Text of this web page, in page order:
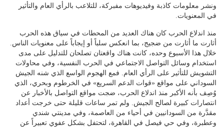
ونشر معلومات كاذبة وفيديوهات مفبركة، للتلاعب بالرأي العام والتأثير
في المعنويات.
منذ اندلاع الحرب كان هناك العديد من المحطات في سياق هذه الحرب
أثارت ما أثارت من ضجيج، بما انعكس سلباً أو إيجاباً على معنويات الناس.
خلال هذا الأسبوع وحده، كانت هناك واقعتان تصلحان للتدليل على مدى
استخدام وسائل التواصل الاجتماعي في الحرب النفسية، وفي محاولات
التشويش للتأثير على الرأي العام. فمع الهجوم الواسع الذي شنه الجيش
السوداني على مواقع «قوات الدعم السريع» في الخرطوم وبحري، الذي
وُصِف بأنه الأكبر منذ اندلاع الحرب، ضجت مواقع التواصل بالأخبار عن
انتصارات كبيرة لصالح الجيش. ولم تمر ساعات قليلة حتى خرجت أعداد
مقدَّرة من السودانيين في أحياء من العاصمة، وفي مدينتي شندي
وعطبرة، وفي حي فيصل في القاهرة، لتحتفل بشكل عفوي تعبيراً عن